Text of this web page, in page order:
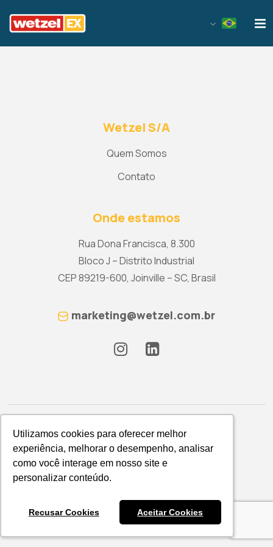
Utilizamos cookies para oferecer melhor
experiência, melhorar o desempenho, analisar
como você interage em nosso site e
personalizar conteúdo.
Recusar Cookies Aceitar Cookies
Utilizamos cookies para oferecer melhor
experiência, melhorar o desempenho, analisar
como você interage em nosso site e
personalizar conteúdo.
Recusar Cookies Aceitar Cookies
Wetzel S/A
Quem Somos
Contato
Onde estamos
Rua Dona Francisca, 8.300
Bloco J – Distrito Industrial
CEP 89219-600, Joinville – SC, Brasil
marketing@wetzel.com.br
Política de Privacidade